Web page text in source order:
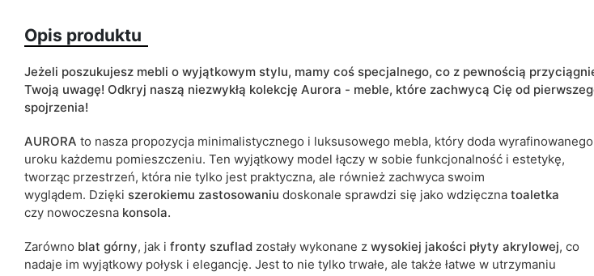
Wykończenie
Kolorystyka
biały
złoty chrom
Lustro tak
ean13 5905723922873
Ze względu na proces produkcyjny i właściwości materiałów, możliwe są tolerancje wymiarowe na poziomie +/- 2–3
Opis produktu
Jeżeli poszukujesz mebli o wyjątkowym stylu, mamy coś specjalnego, co z pewnością
Twoją uwagę! Odkryj naszą niezwykłą kolekcję Aurora - meble, które zachwycą Cię od
spojrzenia!
AURORA to nasza propozycja minimalistycznego i luksusowego mebla, który doda wyrafinowanego
uroku każdemu pomieszczeniu. Ten wyjątkowy model łączy w sobie funkcjonalność i estetykę,
tworząc przestrzeń, która nie tylko jest praktyczna, ale również zachwyca swoim
wyglądem. Dzięki szerokiemu zastosowaniu doskonale sprawdzi się jako wdzięczna toaletka
czy nowoczesna konsola.
Zarówno blat górny, jak i fronty szuflad zostały wykonane z wysokiej jakości płyty akrylowej, co
nadaje im wyjątkowy połysk i elegancję. Jest to nie tylko trwałe, ale także łatwe w utrzymaniu